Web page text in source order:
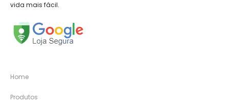
vida mais fácil.
Home
Produtos